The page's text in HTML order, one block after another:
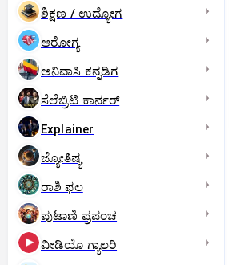
ಶಿಕ್ಷಣ / ಉದ್ಯೋಗ
ಆರೋಗ್ಯ
ಅನಿವಾಸಿ ಕನ್ನಡಿಗ
ಸೆಲೆಬ್ರಿಟಿ ಕಾರ್ನರ್‌
Explainer
ಜ್ಯೋತಿಷ್ಯ
ರಾಶಿ ಫಲ
ಪುಟಾಣಿ ಪ್ರಪಂಚ
ವೀಡಿಯೊ ಗ್ಯಾಲರಿ